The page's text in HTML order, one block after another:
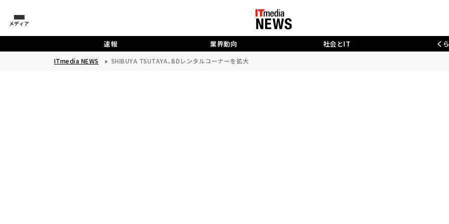
メディア
速報 業界動向 社会とIT く
ITmedia NEWS SHIBUYA TSUTAYA、BDレンタルコーナーを拡大